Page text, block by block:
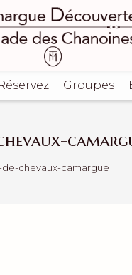
Groupes
chevaux-camargue